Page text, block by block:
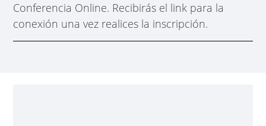
Conferencia Online. Recibirás el link para la
conexión una vez realices la inscripción.